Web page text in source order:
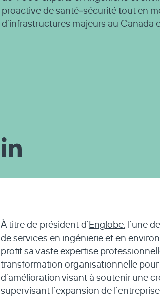
proactive de santé‑sécurité tout en
d’infrastructures majeurs au
À titre de président d’Englobe, l’une
de services en ingénierie et en
profit sa vaste expertise
transformation organisationnelle
d’amélioration visant à soutenir une
supervisant l’expansion de